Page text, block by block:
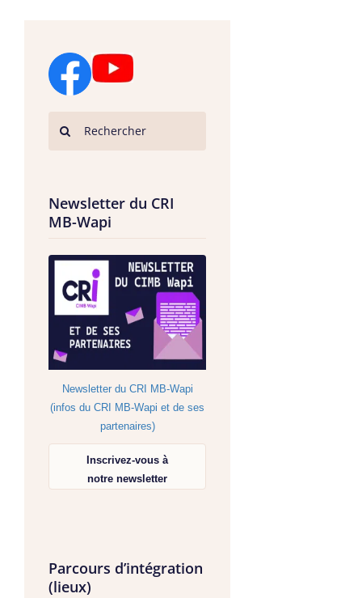
Newsletter du CRI
MB-Wapi
Newsletter du CRI MB-Wapi
(infos du CRI MB-Wapi et de ses
partenaires)
Inscrivez-vous à
notre newsletter
Parcours d’intégration
(lieux)